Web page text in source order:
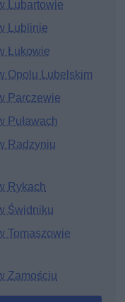
Lubartowie
Lublinie
Łukowie
Opolu Lubelskim
Parczewie
Puławach
Radzyniu
Rykach
Świdniku
Tomaszowie
Zamościu